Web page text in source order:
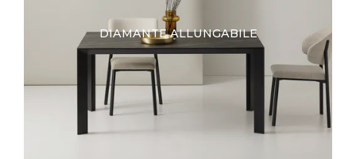
DIAMANTE ALLUNGABILE